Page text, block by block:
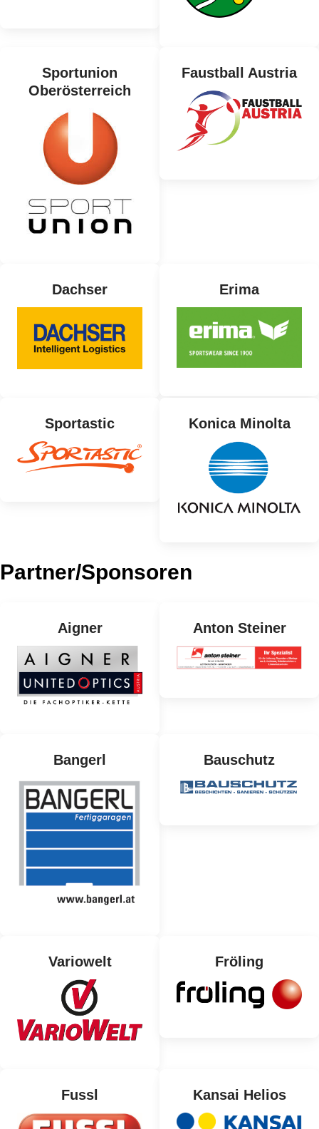
Sportunion
Oberösterreich
Faustball Austria
Dachser Erima
Sportastic Konica Minolta
Partner/Sponsoren
Aigner Anton Steiner
Bangerl Bauschutz
Variowelt Fröling
Fussl Kansai Helios